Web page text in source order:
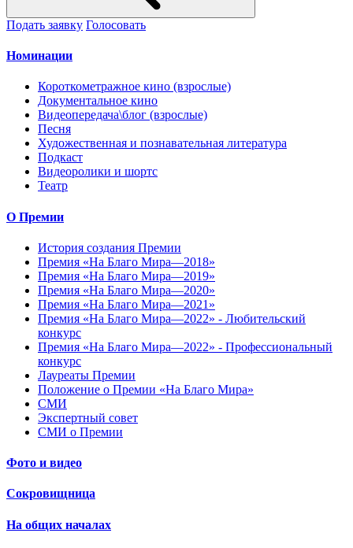
Подать заявку Голосовать
Номинации
Короткометражное кино (взрослые)
Документальное кино
Видеопередача\блог (взрослые)
Песня
Художественная и познавательная литература
Подкаст
Видеоролики и шортс
Театр
О Премии
История создания Премии
Премия «На Благо Мира—2018»
Премия «На Благо Мира—2019»
Премия «На Благо Мира—2020»
Премия «На Благо Мира—2021»
Премия «На Благо Мира—2022» - Любительский
конкурс
Премия «На Благо Мира—2022» - Профессиональный
конкурс
Лауреаты Премии
Положение о Премии «На Благо Мира»
СМИ
Экспертный совет
СМИ о Премии
Фото и видео
Сокровищница
На общих началах